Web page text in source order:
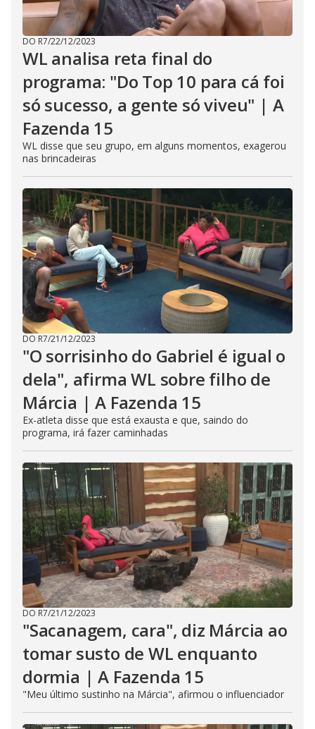
DO R7/22/12/2023
WL analisa reta final do
programa: "Do Top 10 para cá foi
só sucesso, a gente só viveu" | A
Fazenda 15
WL disse que seu grupo, em alguns momentos, exagerou
nas brincadeiras
DO R7/21/12/2023
"O sorrisinho do Gabriel é igual o
dela", afirma WL sobre filho de
Márcia | A Fazenda 15
Ex-atleta disse que está exausta e que, saindo do
programa, irá fazer caminhadas
DO R7/21/12/2023
"Sacanagem, cara", diz Márcia ao
tomar susto de WL enquanto
dormia | A Fazenda 15
"Meu último sustinho na Márcia", afirmou o influenciador